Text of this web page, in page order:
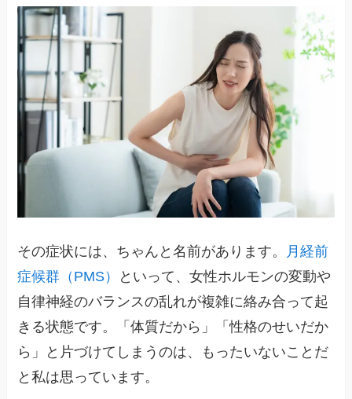
その症状には、ちゃんと名前があります。
月経前
症候群（PMS）
といって、女性ホルモンの変動や
自律神経のバランスの乱れが複雑に絡み合って起
きる状態です。「体質だから」「性格のせいだか
ら」と片づけてしまうのは、もったいないことだ
と私は思っています。